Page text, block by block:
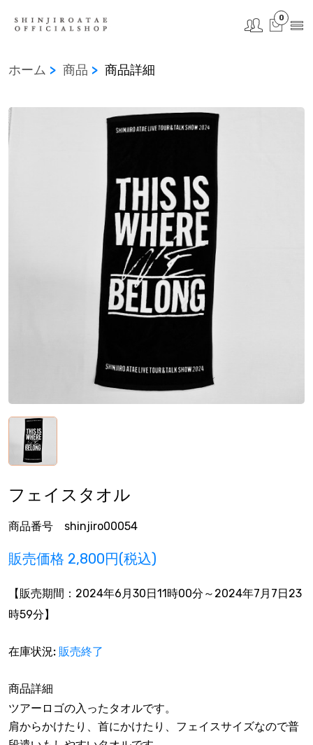
0
ホーム 商品 商品詳細
フェイスタオル
商品番号 shinjiro00054
販売価格 2,800円(税込)
【販売期間： 2024年6月30日11時00分 ～2024年7月7日23
時59分】
在庫状況: 販売終了
商品詳細
ツアーロゴの入ったタオルです。
肩からかけたり、首にかけたり、フェイスサイズなので普